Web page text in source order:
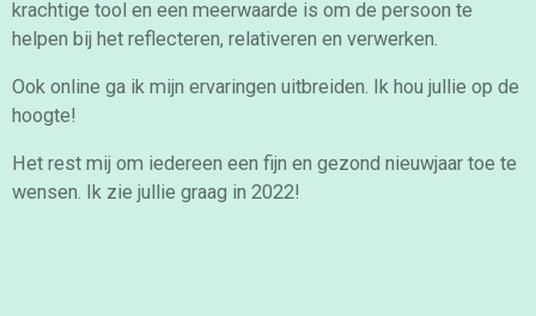
krachtige tool en een meerwaarde is om de persoon te
helpen bij het reflecteren, relativeren en verwerken.
Ook online ga ik mijn ervaringen uitbreiden. Ik hou jullie op de
hoogte!
Het rest mij om iedereen een fijn en gezond nieuwjaar toe te
wensen. Ik zie jullie graag in 2022!